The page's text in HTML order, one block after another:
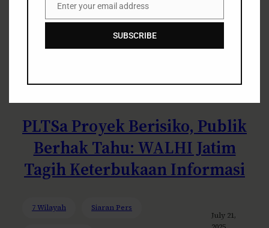
7 Wilayah Brief Siaran Pers
Surabaya Raya
PLTSa Proyek Berisiko, Publik
Berhak Tahu: WALHI Jatim
Tagih Keterbukaan Informasi
7 Wilayah Siaran Pers
July 21,
Email
Enter your email address
SUBSCRIBE